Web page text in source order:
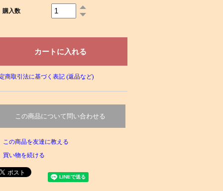
購入数
商取引法に基づく表記 (返品など)
この商品について問い合わせる
この商品を友達に教える
買い物を続ける